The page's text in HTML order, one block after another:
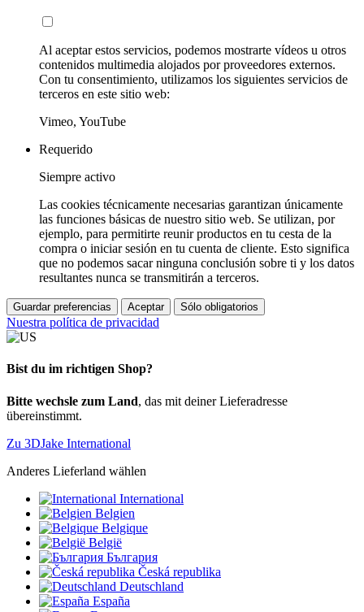
Al aceptar estos servicios, podemos mostrarte vídeos u otros
contenidos multimedia alojados por proveedores externos.
Con tu consentimiento, utilizamos los siguientes servicios de
terceros en este sitio web:
Vimeo, YouTube
Requerido
Siempre activo
Las cookies técnicamente necesarias garantizan únicamente
las funciones básicas de nuestro sitio web. Se utilizan, por
ejemplo, para permitirte reunir productos en tu cesta de la
compra o iniciar sesión en tu cuenta de cliente. Esto significa
que no podemos sacar ninguna conclusión sobre ti y los datos
resultantes nunca se transmitirán a terceros.
Guardar preferencias Aceptar Sólo obligatorios
Nuestra política de privacidad
Bist du im richtigen Shop?
Bitte wechsle zum Land, das mit deiner Lieferadresse
übereinstimmt.
Zu 3DJake International
Anderes Lieferland wählen
International
Belgien
Belgique
België
България
Česká republika
Deutschland
España